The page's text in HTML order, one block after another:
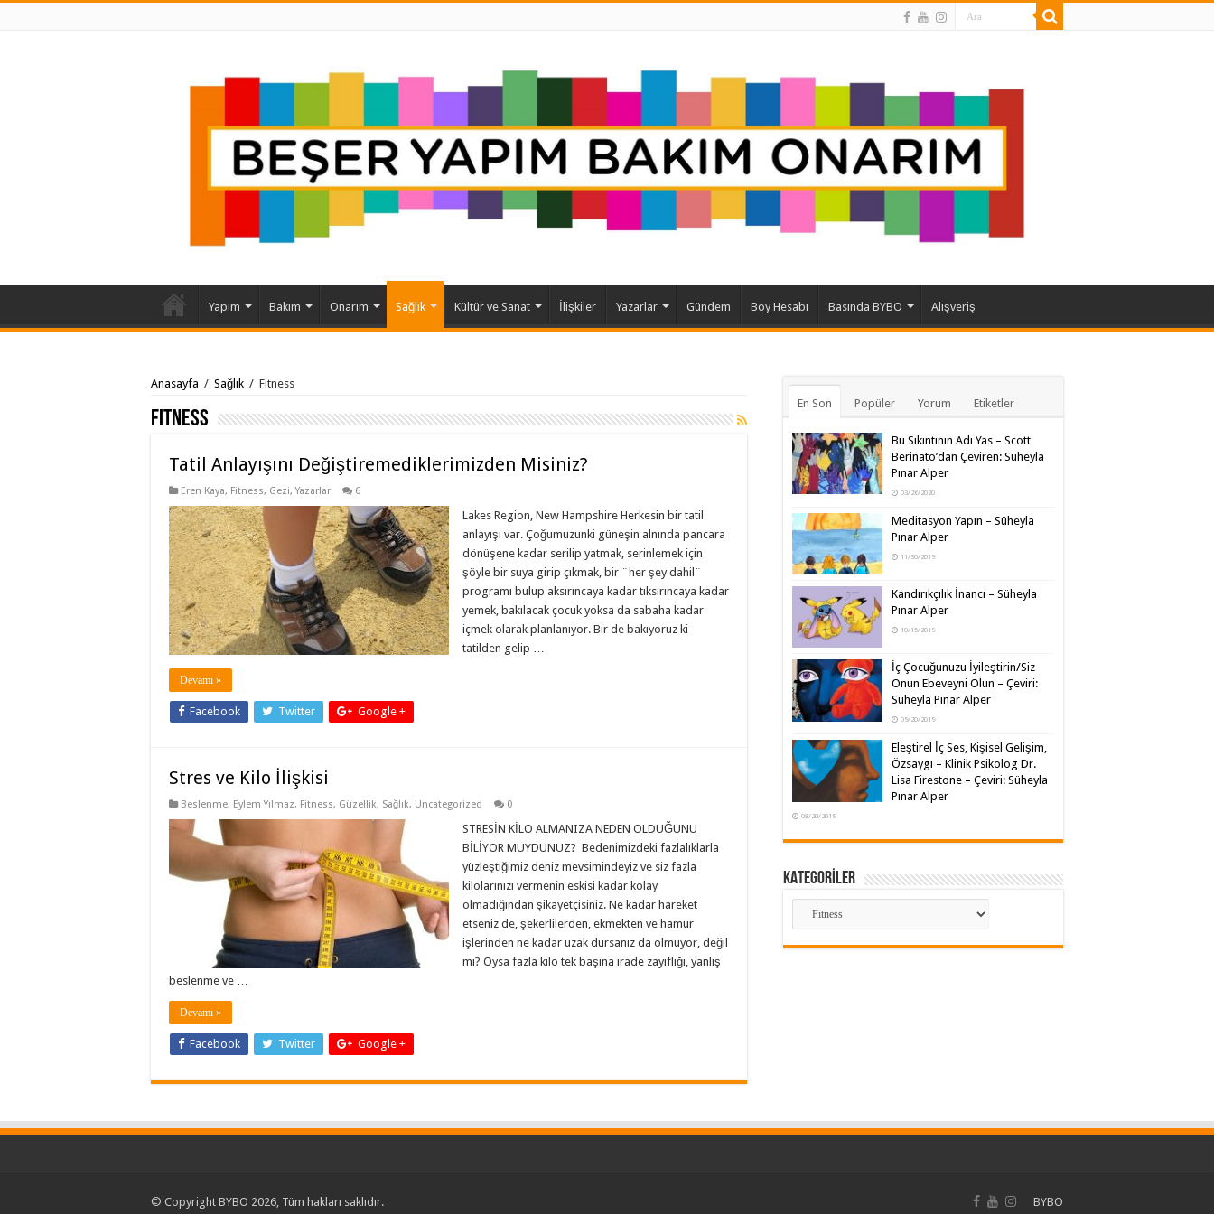
Yapım Bakım Onarım Sağlık Kültür ve Sanat İlişkiler Yazarlar Gündem Boy Hesabı Basında BYBO Alışveriş
Anasayfa / Sağlık / Fitness
Fitness
Tatil Anlayışını Değiştiremediklerimizden Misiniz?
Eren Kaya, Fitness, Gezi,Yazarlar 6
Lakes Region, New Hampshire Herkesin bir tatil
anlayışı var. Çoğumuzunki güneşin alnında pancara
dönüşene kadar serilip yatmak, serinlemek için
şöyle bir suya girip çıkmak, bir ¨her şey dahil¨
programı bulup aksırıncaya kadar tıksırıncaya kadar
yemek, bakılacak çocuk yoksa da sabaha kadar
içmek olarak planlanıyor. Bir de bakıyoruz ki
tatilden gelip …
Devamı »
Facebook Twitter Google +
Stres ve Kilo İlişkisi
Beslenme, Eylem Yılmaz, Fitness, Güzellik, Sağlık, Uncategorized 0
STRESİN KİLO ALMANIZA NEDEN OLDUĞUNU
BİLİYOR MUYDUNUZ? Bedenimizdeki fazlalıklarla
yüzleştiğimiz deniz mevsimindeyiz ve siz fazla
kilolarınızı vermenin eskisi kadar kolay
olmadığından şikayetçisiniz. Ne kadar hareket
etseniz de, şekerlilerden, ekmekten ve hamur
işlerinden ne kadar uzak dursanız da olmuyor, değil
mi? Oysa fazla kilo tek başına irade zayıflığı, yanlış
beslenme ve …
Devamı »
Facebook Twitter Google +
En Son Popüler Yorum Etiketler
Bu Sıkıntının Adı Yas – Scott
Berinato’dan Çeviren: Süheyla
Pınar Alper
03/26/2020
Meditasyon Yapın – Süheyla
Pınar Alper
11/30/2019
Kandırıkçılık İnancı – Süheyla
Pınar Alper
10/15/2019
İç Çocuğunuzu İyileştirin/Siz
Onun Ebeveyni Olun – Çeviri:
Süheyla Pınar Alper
09/20/2019
Eleştirel İç Ses, Kişisel Gelişim,
Özsaygı – Klinik Psikolog Dr.
Lisa Firestone – Çeviri: Süheyla
Pınar Alper
08/20/2019
KATEGORİLER
KATEGORİLER
BYBO
© Copyright BYBO 2026, Tüm hakları saklıdır.